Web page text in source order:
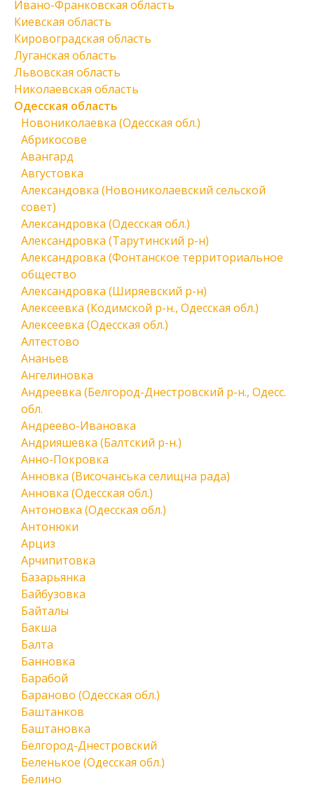
Ивано-Франковская область
Киевская область
Кировоградская область
Луганская область
Львовская область
Николаевская область
Одесская область
Новониколаевка (Одесская обл.)
Абрикосове
Авангард
Августовка
Александовка (Новониколаевский сельской
совет)
Александровка (Одесская обл.)
Александровка (Тарутинский р-н)
Александровка (Фонтанское территориальное
общество
Александровка (Ширяевский р-н)
Алексеевка (Кодимской р-н., Одесская обл.)
Алексеевка (Одесская обл.)
Алтестово
Ананьев
Ангелиновка
Андреевка (Белгород-Днестровский р-н., Одесс.
обл.
Андреево-Ивановка
Андрияшевка (Балтский р-н.)
Анно-Покровка
Анновка (Височанська селищна рада)
Анновка (Одесская обл.)
Антоновка (Одесская обл.)
Антонюки
Арциз
Арчипитовка
Базарьянка
Байбузовка
Байталы
Бакша
Балта
Банновка
Барабой
Бараново (Одесская обл.)
Баштанков
Баштановка
Белгород-Днестровский
Беленькое (Одесская обл.)
Белино